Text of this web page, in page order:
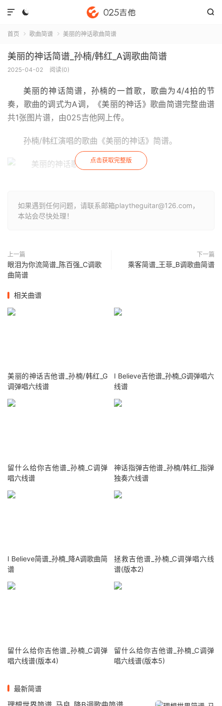
 

首页  歌曲简谱  美丽的神话歌曲简谱
美丽的神话简谱_孙楠/韩红_A调歌曲简谱
2025-04-02 阅读(0)
美丽的神话简谱，孙楠的一首歌，歌曲为4/4拍的节
奏，歌曲的调式为A调，《美丽的神话》歌曲简谱完整曲谱
共1张图片谱，由025吉他网上传。
孙楠/韩红演唱的歌曲《美丽的神话》简谱。
点击获取完整版
如果遇到任何问题，请联系邮箱playtheguitar@126.com，
本站会尽快处理！
上一篇
眼泪为你流简谱_陈百强_C调歌
曲简谱
下一篇
乘客简谱_王菲_B调歌曲简谱
相关曲谱
美丽的神话吉他谱_孙楠/韩红_G
调弹唱六线谱
I Believe吉他谱_孙楠_G调弹唱六
线谱
留什么给你吉他谱_孙楠_C调弹
唱六线谱
神话指弹吉他谱_孙楠/韩红_指弹
独奏六线谱
I Believe简谱_孙楠_降A调歌曲简
谱
拯救吉他谱_孙楠_C调弹唱六线
谱(版本2)
留什么给你吉他谱_孙楠_C调弹
唱六线谱(版本4)
留什么给你吉他谱_孙楠_C调弹
唱六线谱(版本5)
最新简谱